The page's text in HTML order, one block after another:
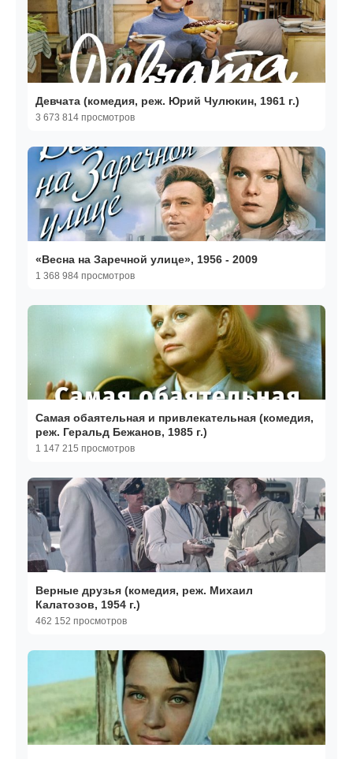
Девчата (комедия, реж. Юрий Чулюкин, 1961 г.)
3 673 814 просмотров
«Весна на Заречной улице», 1956 - 2009
1 368 984 просмотров
Самая обаятельная и привлекательная (комедия,
реж. Геральд Бежанов, 1985 г.)
1 147 215 просмотров
Верные друзья (комедия, реж. Михаил
Калатозов, 1954 г.)
462 152 просмотров